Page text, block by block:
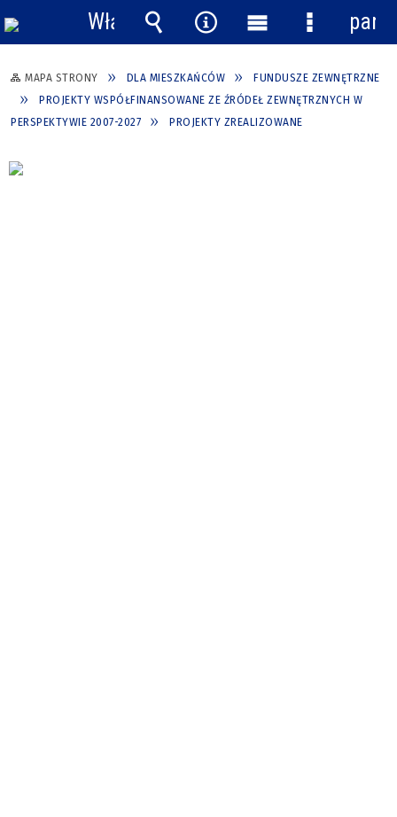
MAPA STRONY DLA MIESZKAŃCÓW
FUNDUSZE ZEWNĘTRZNE
PROJEKTY WSPÓŁFINANSOWANE ZE ŹRÓDEŁ ZEWNĘTRZNYCH W
PERSPEKTYWIE 2007-2027
PROJEKTY ZREALIZOWANE
Włącz
powiadomienia
Wyszukiwarka
Narzędzia
Menu
główne
Menu
panel